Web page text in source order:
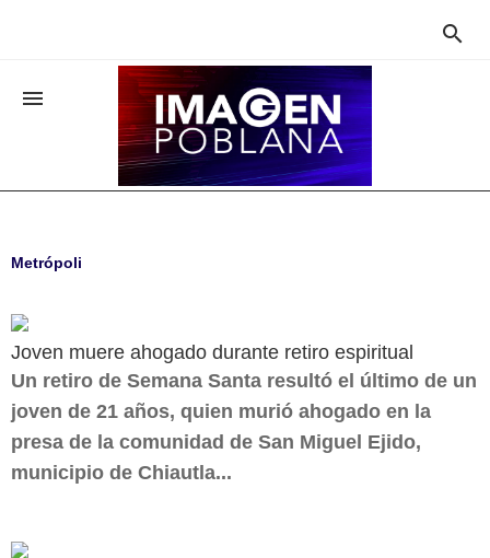


Metrópoli
Joven muere ahogado durante retiro espiritual
Un retiro de Semana Santa resultó el último de un
joven de 21 años, quien murió ahogado en la
presa de la comunidad de San Miguel Ejido,
municipio de Chiautla...